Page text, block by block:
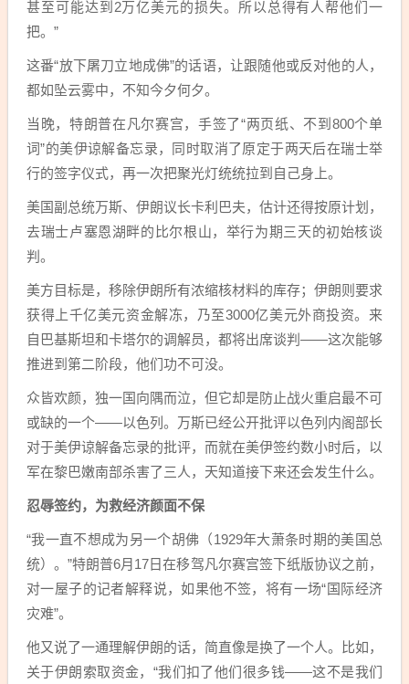
甚至可能达到2万亿美元的损失。所以总得有人帮他们一
把。”
这番“放下屠刀立地成佛”的话语，让跟随他或反对他的人，
都如坠云雾中，不知今夕何夕。
当晚，特朗普在凡尔赛宫，手签了“两页纸、不到800个单
词”的美伊谅解备忘录，同时取消了原定于两天后在瑞士举
行的签字仪式，再一次把聚光灯统统拉到自己身上。
美国副总统万斯、伊朗议长卡利巴夫，估计还得按原计划，
去瑞士卢塞恩湖畔的比尔根山，举行为期三天的初始核谈
判。
美方目标是，移除伊朗所有浓缩核材料的库存；伊朗则要求
获得上千亿美元资金解冻，乃至3000亿美元外商投资。来
自巴基斯坦和卡塔尔的调解员，都将出席谈判——这次能够
推进到第二阶段，他们功不可没。
众皆欢颜，独一国向隅而泣，但它却是防止战火重启最不可
或缺的一个——以色列。万斯已经公开批评以色列内阁部长
对于美伊谅解备忘录的批评，而就在美伊签约数小时后，以
军在黎巴嫩南部杀害了三人，天知道接下来还会发生什么。
忍辱签约，为救经济颜面不保
“我一直不想成为另一个胡佛（1929年大萧条时期的美国总
统）。”特朗普6月17日在移驾凡尔赛宫签下纸版协议之前，
对一屋子的记者解释说，如果他不签，将有一场“国际经济
灾难”。
他又说了一通理解伊朗的话，简直像是换了一个人。比如，
关于伊朗索取资金，“我们扣了他们很多钱——这不是我们